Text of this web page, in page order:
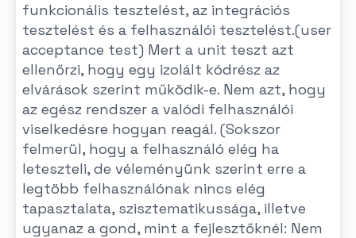
funkcionális tesztelést, az integrációs
tesztelést és a felhasználói tesztelést.(user
acceptance test) Mert a unit teszt azt
ellenőrzi, hogy egy izolált kódrész az
elvárások szerint működik-e. Nem azt, hogy
az egész rendszer a valódi felhasználói
viselkedésre hogyan reagál. (Sokszor
felmerül, hogy a felhasználó elég ha
leteszteli, de véleményünk szerint erre a
legtöbb felhasználónak nincs elég
tapasztalata, szisztematikussága, illetve
ugyanaz a gond, mint a fejlesztőknél: Nem